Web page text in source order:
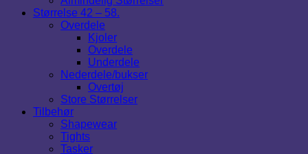
Størrelse 42 – 58.
Overdele
Kjoler
Overdele
Underdele
Nederdele/bukser
Overtøj
Store Størrelser
Tilbehør
Shapewear
Tights
Tasker